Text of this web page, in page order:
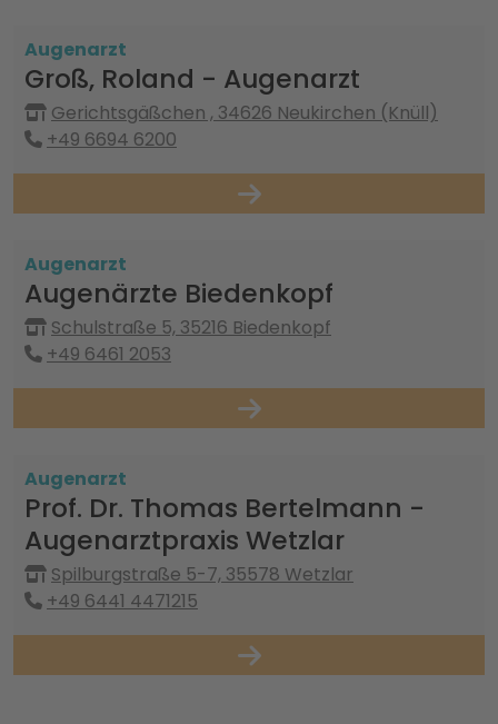
Augenarzt
Groß, Roland - Augenarzt
Gerichtsgäßchen , 34626 Neukirchen (Knüll)
+49 6694 6200
Augenarzt
Augenärzte Biedenkopf
Schulstraße 5, 35216 Biedenkopf
+49 6461 2053
Augenarzt
Prof. Dr. Thomas Bertelmann -
Augenarztpraxis Wetzlar
Spilburgstraße 5-7, 35578 Wetzlar
+49 6441 4471215